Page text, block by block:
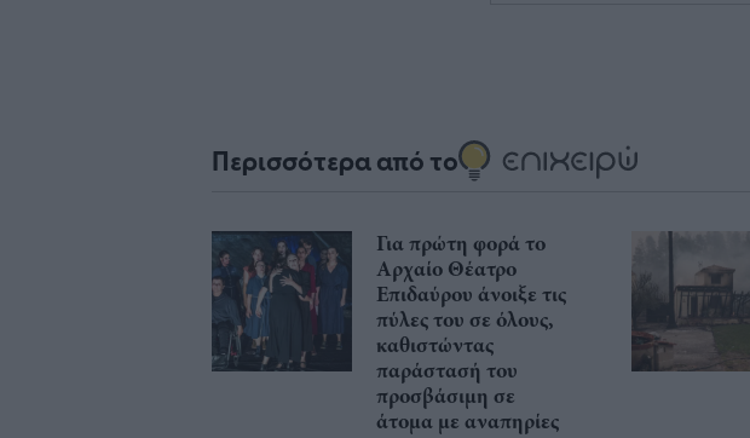
Περισσότερα από το
Για πρώτη φορά το
Αρχαίο Θέατρο
Επιδαύρου άνοιξε τις
πύλες του σε όλους,
καθιστώντας
παράστασή του
προσβάσιμη σε
άτομα με αναπηρίες